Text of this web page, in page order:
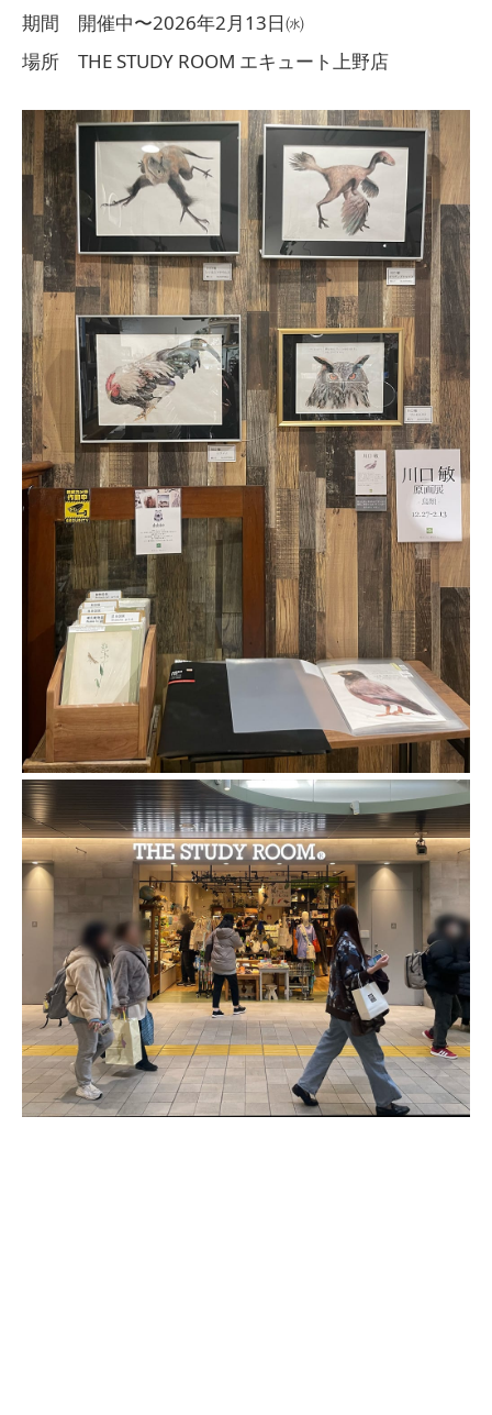
期間 開催中〜2026年2月13日㈬
場所 THE STUDY ROOM エキュート上野店